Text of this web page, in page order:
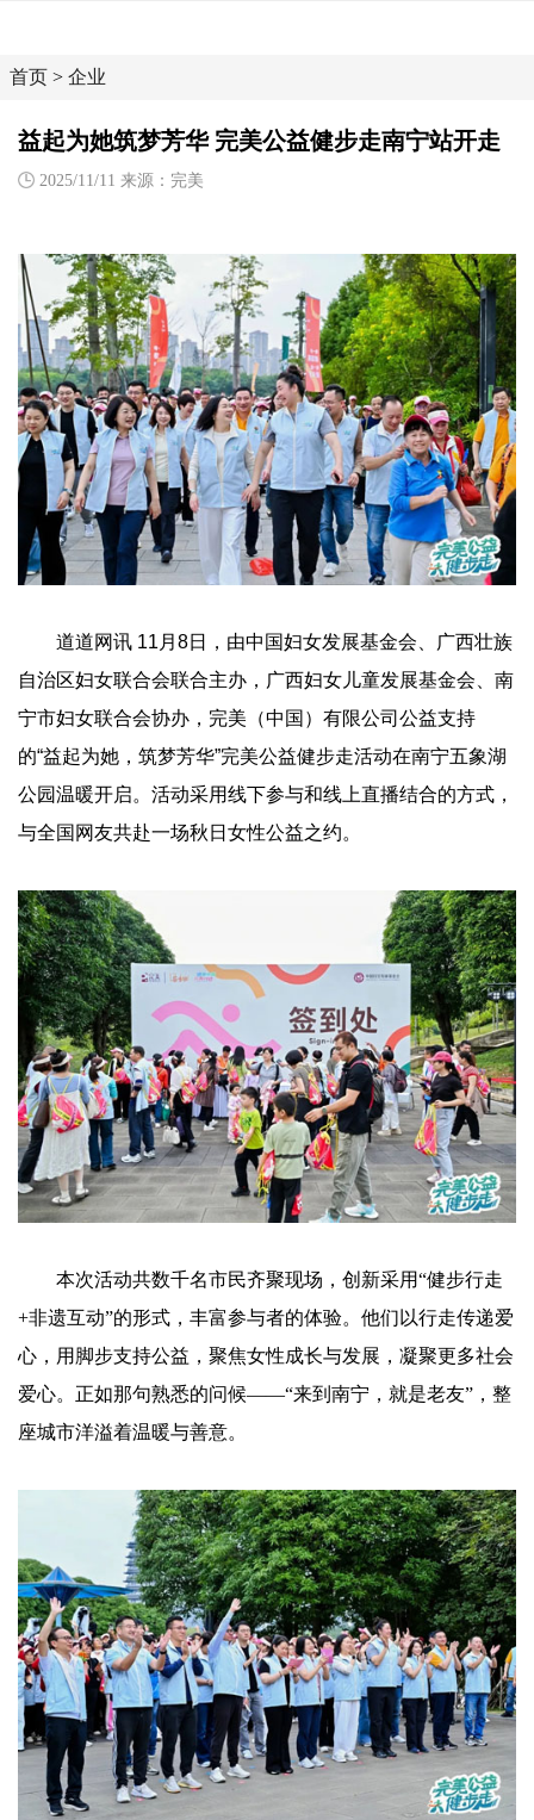
首页 > 企业
益起为她筑梦芳华 完美公益健步走南宁站开走
2025/11/11 来源：完美
道道网讯 11月8日，由中国妇女发展基金会、广西壮族
自治区妇女联合会联合主办，广西妇女儿童发展基金会、南
宁市妇女联合会协办，完美（中国）有限公司公益支持
的“益起为她，筑梦芳华”完美公益健步走活动在南宁五象湖
公园温暖开启。活动采用线下参与和线上直播结合的方式，
与全国网友共赴一场秋日女性公益之约。
本次活动共数千名市民齐聚现场，创新采用“健步行走
+非遗互动”的形式，丰富参与者的体验。他们以行走传递爱
心，用脚步支持公益，聚焦女性成长与发展，凝聚更多社会
爱心。正如那句熟悉的问候——“来到南宁，就是老友”，整
座城市洋溢着温暖与善意。